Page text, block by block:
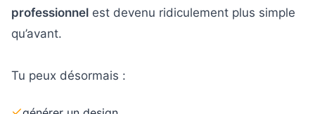
professionnel est devenu ridiculement plus simple
qu’avant.
Tu peux désormais :